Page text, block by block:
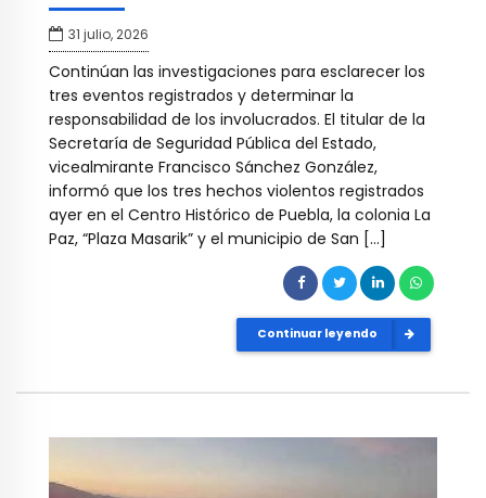
31 julio, 2026
Continúan las investigaciones para esclarecer los
tres eventos registrados y determinar la
responsabilidad de los involucrados. El titular de la
Secretaría de Seguridad Pública del Estado,
vicealmirante Francisco Sánchez González,
informó que los tres hechos violentos registrados
ayer en el Centro Histórico de Puebla, la colonia La
Paz, “Plaza Masarik” y el municipio de San […]
Continuar leyendo